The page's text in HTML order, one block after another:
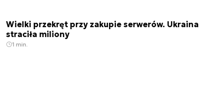
Wielki przekręt przy zakupie serwerów. Ukraina
straciła miliony
1 min.